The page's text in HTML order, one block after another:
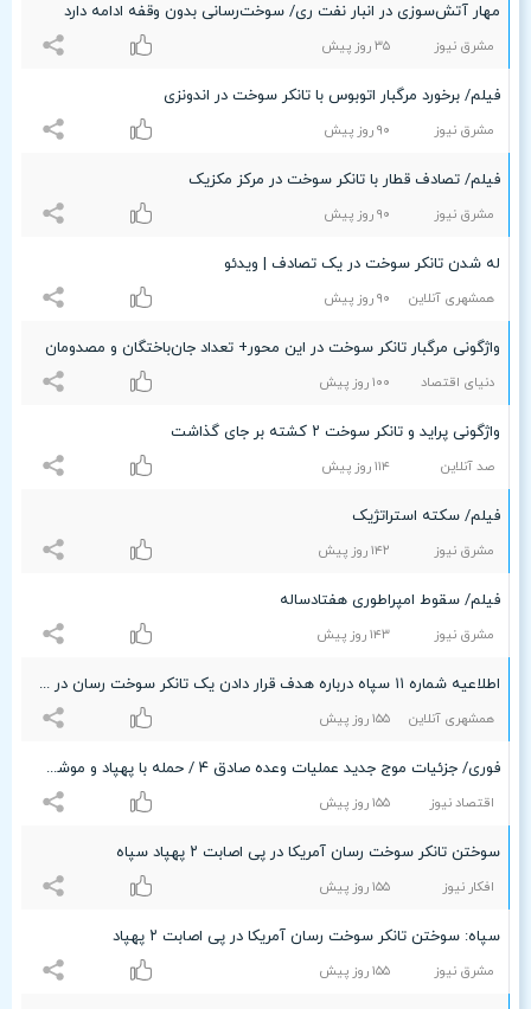
مهار آتش‌سوزی در انبار نفت ری/ سوخت‌رسانی بدون وقفه ادامه دارد
مشرق نیوز ٣۵ روز پیش
فیلم/ برخورد مرگبار اتوبوس با تانکر سوخت در اندونزی
مشرق نیوز ٩۰ روز پیش
فیلم/ تصادف قطار با تانکر سوخت در مرکز مکزیک
مشرق نیوز ٩۰ روز پیش
له شدن تانکر سوخت در یک تصادف | ویدئو
همشهری آنلاین ٩۰ روز پیش
واژگونی مرگبار تانکر سوخت در این محور+ تعداد جان‌باختگان و مصدومان
دنیای اقتصاد ۱۰۰ روز پیش
واژگونی پراید و تانکر سوخت ۲ کشته بر جای گذاشت
صد آنلاین ۱۱۴ روز پیش
فیلم/ سکته استراتژیک
مشرق نیوز ۱۴۲ روز پیش
فیلم/ سقوط امپراطوری هفتادساله
مشرق نیوز ۱۴٣ روز پیش
اطلاعیه شماره ۱۱ سپاه درباره هدف قرار دادن یک تانکر سوخت رسان در تنگه هرمز
همشهری آنلاین ۱۵۵ روز پیش
فوری/ جزئیات موج جدید عملیات وعده صادق ۴ / حمله با پهپاد و موشک به این پایگاه های آمریکایی / تانکر سوخت رسان «آتن نوا» در حال سوختن است
اقتصاد نیوز ۱۵۵ روز پیش
سوختن تانکر سوخت رسان آمریکا در پی اصابت ۲ پهپاد سپاه
افکار نیوز ۱۵۵ روز پیش
سپاه: سوختن تانکر سوخت رسان آمریکا در پی اصابت ۲ پهپاد
مشرق نیوز ۱۵۵ روز پیش